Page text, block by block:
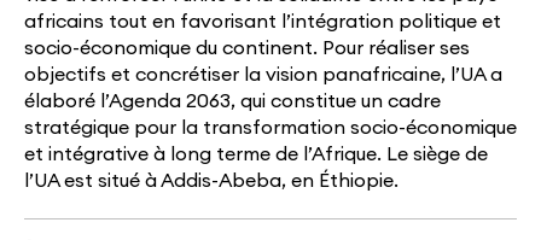
africains tout en favorisant l’intégration politique et
socio-économique du continent. Pour réaliser ses
objectifs et concrétiser la vision panafricaine, l’UA a
élaboré l’Agenda 2063, qui constitue un cadre
stratégique pour la transformation socio-économique
et intégrative à long terme de l’Afrique. Le siège de
l’UA est situé à Addis-Abeba, en Éthiopie.